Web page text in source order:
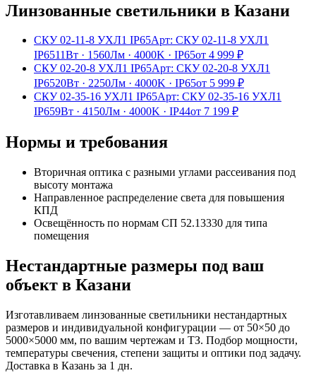
Линзованные светильники в Казани
СКУ 02-11-8 УХЛ1 IP65Арт: СКУ 02-11-8 УХЛ1
IP6511Вт · 1560Лм · 4000K · IP65от 4 999 ₽
СКУ 02-20-8 УХЛ1 IP65Арт: СКУ 02-20-8 УХЛ1
IP6520Вт · 2250Лм · 4000K · IP65от 5 999 ₽
СКУ 02-35-16 УХЛ1 IP65Арт: СКУ 02-35-16 УХЛ1
IP659Вт · 4150Лм · 4000K · IP44от 7 199 ₽
Нормы и требования
Вторичная оптика с разными углами рассеивания под
высоту монтажа
Направленное распределение света для повышения
КПД
Освещённость по нормам СП 52.13330 для типа
помещения
Нестандартные размеры под ваш
объект в Казани
Изготавливаем линзованные светильники нестандартных
размеров и индивидуальной конфигурации — от 50×50 до
5000×5000 мм, по вашим чертежам и ТЗ. Подбор мощности,
температуры свечения, степени защиты и оптики под задачу.
Доставка в Казань за 1 дн.